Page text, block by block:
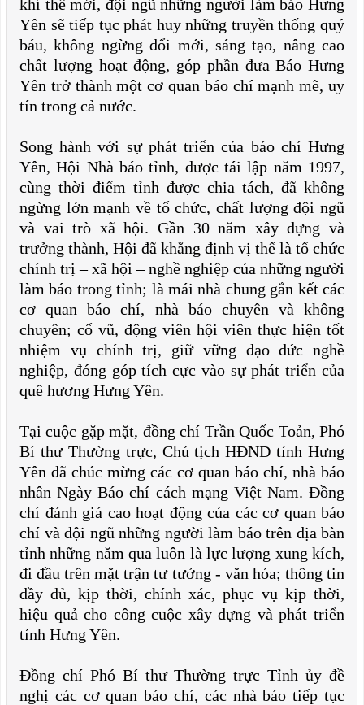
khí thế mới, đội ngũ những người làm báo Hưng
Yên sẽ tiếp tục phát huy những truyền thống quý
báu, không ngừng đổi mới, sáng tạo, nâng cao
chất lượng hoạt động, góp phần đưa Báo Hưng
Yên trở thành một cơ quan báo chí mạnh mẽ, uy
tín trong cả nước.
Song hành với sự phát triển của báo chí Hưng
Yên, Hội Nhà báo tỉnh, được tái lập năm 1997,
cùng thời điểm tỉnh được chia tách, đã không
ngừng lớn mạnh về tổ chức, chất lượng đội ngũ
và vai trò xã hội. Gần 30 năm xây dựng và
trưởng thành, Hội đã khẳng định vị thế là tổ chức
chính trị – xã hội – nghề nghiệp của những người
làm báo trong tỉnh; là mái nhà chung gắn kết các
cơ quan báo chí, nhà báo chuyên và không
chuyên; cổ vũ, động viên hội viên thực hiện tốt
nhiệm vụ chính trị, giữ vững đạo đức nghề
nghiệp, đóng góp tích cực vào sự phát triển của
quê hương Hưng Yên.
Tại cuộc gặp mặt, đồng chí Trần Quốc Toản, Phó
Bí thư Thường trực, Chủ tịch HĐND tỉnh Hưng
Yên đã chúc mừng các cơ quan báo chí, nhà báo
nhân Ngày Báo chí cách mạng Việt Nam. Đồng
chí đánh giá cao hoạt động của các cơ quan báo
chí và đội ngũ những người làm báo trên địa bàn
tỉnh những năm qua luôn là lực lượng xung kích,
đi đầu trên mặt trận tư tưởng - văn hóa; thông tin
đầy đủ, kịp thời, chính xác, phục vụ kịp thời,
hiệu quả cho công cuộc xây dựng và phát triển
tỉnh Hưng Yên.
Đồng chí Phó Bí thư Thường trực Tỉnh ủy đề
nghị các cơ quan báo chí, các nhà báo tiếp tục